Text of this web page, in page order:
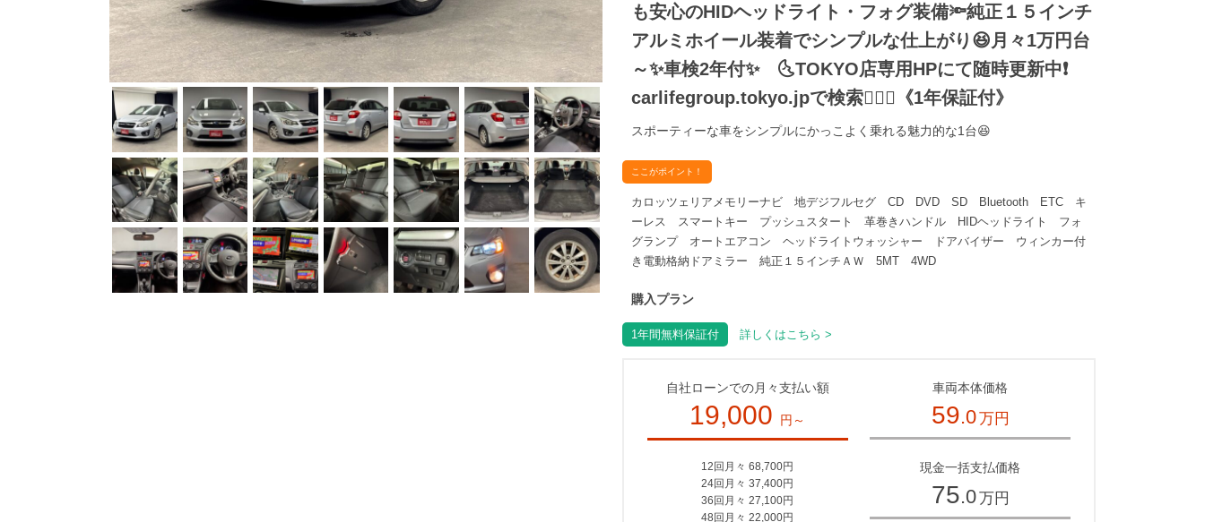
も安心のHIDヘッドライト・フォグ装備🔦純正１５インチ
アルミホイール装着でシンプルな仕上がり😆月々1万円台
～✨車検2年付✨ 🌜TOKYO店専用HPにて随時更新中❗
carlifegroup.tokyo.jpで検索🕵️‍♂️🌛《1年保証付》
スポーティーな車をシンプルにかっこよく乗れる魅力的な1台😆
ここがポイント！
カロッツェリアメモリーナビ 地デジフルセグ CD DVD SD Bluetooth ETC キ
ーレス スマートキー プッシュスタート 革巻きハンドル HIDヘッドライト フォ
グランプ オートエアコン ヘッドライトウォッシャー ドアバイザー ウィンカー付
き電動格納ドアミラー 純正１５インチＡＷ 5MT 4WD
購入プラン
1年間無料保証付 詳しくはこちら >
自社ローンでの月々支払い額
19,000 円～
12回月々 68,700円
24回月々 37,400円
36回月々 27,100円
48回月々 22,000円
車両本体価格
59.0万円
現金一括支払価格
75.0万円